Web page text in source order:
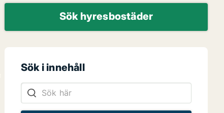
Sök hyresbostäder
Sök i innehåll